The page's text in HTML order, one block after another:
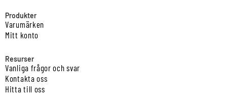
Produkter
Varumärken
Mitt konto
Resurser
Vanliga frågor och svar
Kontakta oss
Hitta till oss